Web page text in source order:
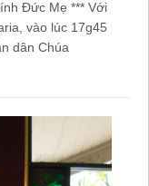
Đức Mẹ *** Với
vào lúc 17g45
dân Chúa